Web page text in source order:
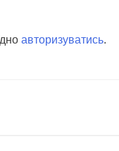
авторизуватись.